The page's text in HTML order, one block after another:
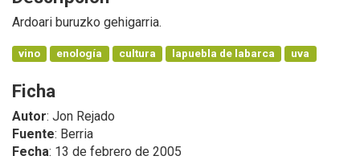
Ardoari buruzko gehigarria.
vino enología cultura lapuebla de labarca uva
Ficha
Autor: Jon Rejado
Fuente: Berria
Fecha: 13 de febrero de 2005